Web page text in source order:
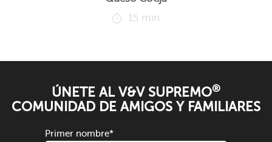
15 min
ÚNETE AL V&V SUPREMO®
COMUNIDAD DE AMIGOS Y FAMILIARES
Primer nombre*